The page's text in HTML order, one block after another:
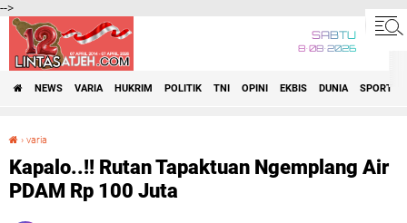
-->
SABTU
8•08•2026
NEWS VARIA HUKRIM POLITIK TNI OPINI EKBIS DUNIA SPORT
› varia
Kapalo..!! Rutan Tapaktuan Ngemplang Air
PDAM Rp 100 Juta